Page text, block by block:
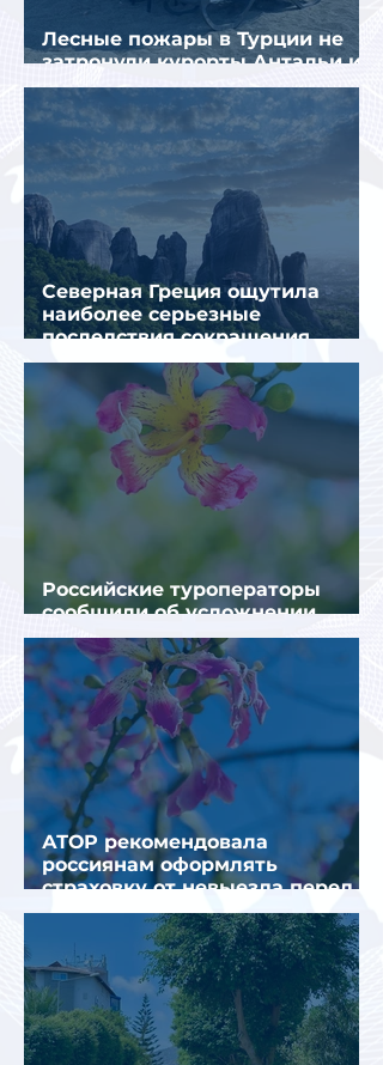
Лесные пожары в Турции не
затронули курорты Антальи и
Муглы
Северная Греция ощутила
наиболее серьезные
последствия сокращения
турпотока из России
Российские туроператоры
сообщили об усложнении
получения виз в Грецию
АТОР рекомендовала
россиянам оформлять
страховку от невыезда перед
поездкой в Грецию